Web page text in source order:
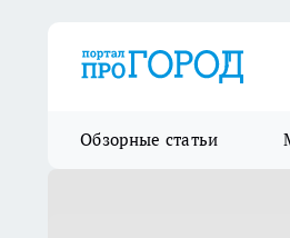
Обзорные статьи